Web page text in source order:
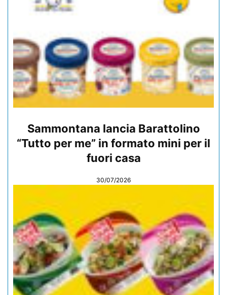
Sammontana lancia Barattolino
“Tutto per me” in formato mini per il
fuori casa
30/07/2026